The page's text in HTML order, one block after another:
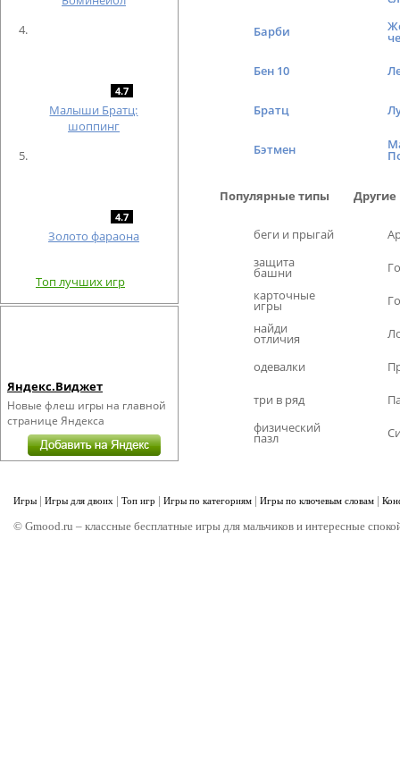
4.7
Малыши Братц:
шоппинг
4.7
Золото фараона
Топ лучших игр
Яндекс.Виджет
Новые флеш игры на главной
странице Яндекса
Барби
Бен 10
Братц
Бэтмен
Популярные типы
беги и прыгай
защита
башни
карточные
игры
найди
отличия
одевалки
три в ряд
физический
пазл
Игры | Игры для двоих | Топ игр | Игры по категориям | Игры по ключевым словам |
© Gmood.ru – классные бесплатные игры для мальчиков и интересные